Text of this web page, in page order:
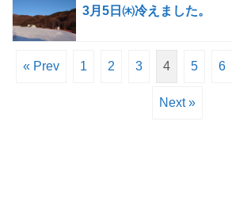
3月5日㈭冷えました。
« Prev 1 2 3 4 5 6
Next »